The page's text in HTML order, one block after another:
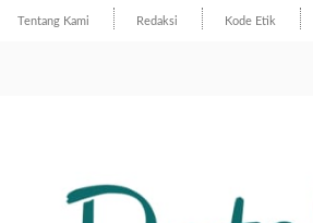
Tentang Kami Redaksi Kode Etik